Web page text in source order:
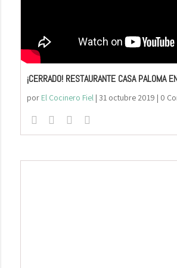
¡CERRADO! RESTAURANTE CASA PALOMA
por El Cocinero Fiel| 31 octubre 2019 | 0